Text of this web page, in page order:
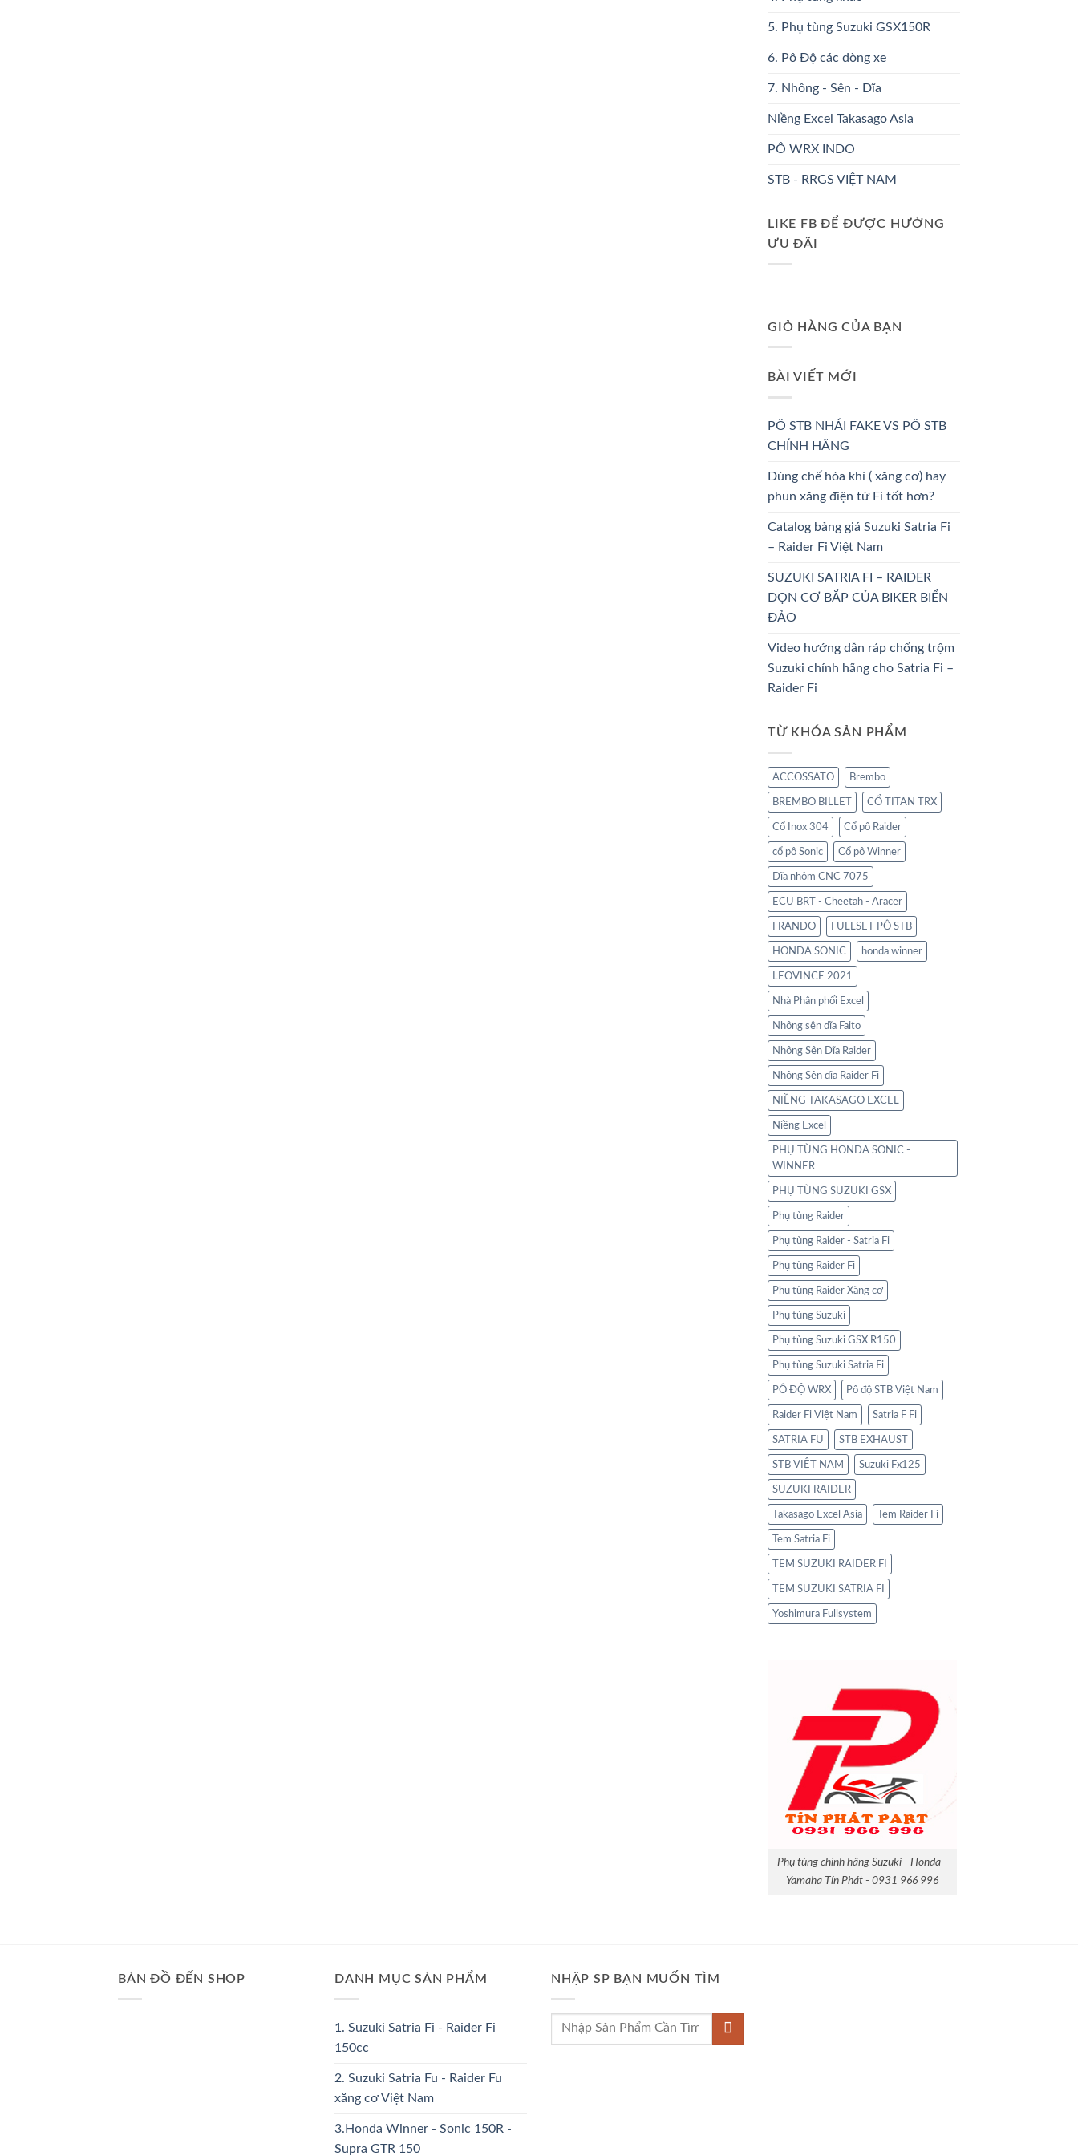
5. Phụ tùng Suzuki GSX150R
6. Pô Độ các dòng xe
7. Nhông - Sên - Dĩa
Niềng Excel Takasago Asia
PÔ WRX INDO
STB - RRGS VIỆT NAM
LIKE FB ĐỂ ĐƯỢC HƯỞNG
ƯU ĐÃI
GIỎ HÀNG CỦA BẠN
BÀI VIẾT MỚI
PÔ STB NHÁI FAKE VS PÔ STB
CHÍNH HÃNG
Dùng chế hòa khí ( xăng cơ) hay
phun xăng điện tử Fi tốt hơn?
Catalog bảng giá Suzuki Satria Fi
– Raider Fi Việt Nam
SUZUKI SATRIA FI – RAIDER
DỌN CƠ BẮP CỦA BIKER BIỂN
ĐẢO
Video hướng dẫn ráp chống trộm
Suzuki chính hãng cho Satria Fi –
Raider Fi
TỪ KHÓA SẢN PHẨM
ACCOSSATO Brembo
BREMBO BILLET CỔ TITAN TRX
Cổ Inox 304 Cổ pô Raider
cổ pô Sonic Cổ pô Winner
Dĩa nhôm CNC 7075
ECU BRT - Cheetah - Aracer
FRANDO FULLSET PÔ STB
HONDA SONIC honda winner
LEOVINCE 2021
Nhà Phân phối Excel
Nhông sên dĩa Faito
Nhông Sên Dĩa Raider
Nhông Sên dĩa Raider Fi
NIỀNG TAKASAGO EXCEL
Niềng Excel
PHỤ TÙNG HONDA SONIC -
WINNER
PHỤ TÙNG SUZUKI GSX
Phụ tùng Raider
Phụ tùng Raider - Satria Fi
Phụ tùng Raider Fi
Phụ tùng Raider Xăng cơ
Phụ tùng Suzuki
Phụ tùng Suzuki GSX R150
Phụ tùng Suzuki Satria Fi
PÔ ĐỘ WRX Pô độ STB Việt Nam
Raider Fi Việt Nam Satria F Fi
SATRIA FU STB EXHAUST
STB VIỆT NAM Suzuki Fx125
SUZUKI RAIDER
Takasago Excel Asia Tem Raider Fi
Tem Satria Fi
TEM SUZUKI RAIDER FI
TEM SUZUKI SATRIA FI
Yoshimura Fullsystem
Phụ tùng chính hãng Suzuki - Honda -
Yamaha Tín Phát - 0931 966 996
BẢN ĐỒ ĐẾN SHOP DANH MỤC SẢN PHẨM
1. Suzuki Satria Fi - Raider Fi
150cc
2. Suzuki Satria Fu - Raider Fu
xăng cơ Việt Nam
3.Honda Winner - Sonic 150R -
Supra GTR 150
NHẬP SP BẠN MUỐN TÌM
Tìm